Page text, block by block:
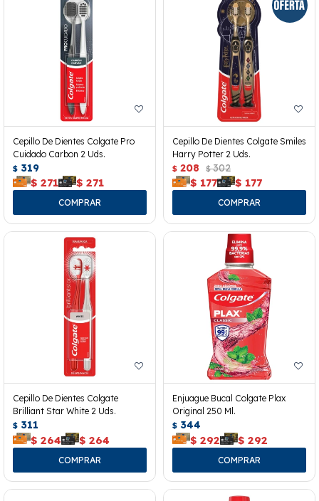
Cepillo De Dientes Colgate Pro
Cuidado Carbon 2 Uds.
$ 319
$ 271 $ 271
Cepillo De Dientes Colgate Smiles
Harry Potter 2 Uds.
$ 208 $ 302
$ 177 $ 177
Cepillo De Dientes Colgate
Brilliant Star White 2 Uds.
$ 311
$ 264 $ 264
Enjuague Bucal Colgate Plax
Original 250 Ml.
$ 344
$ 292 $ 292